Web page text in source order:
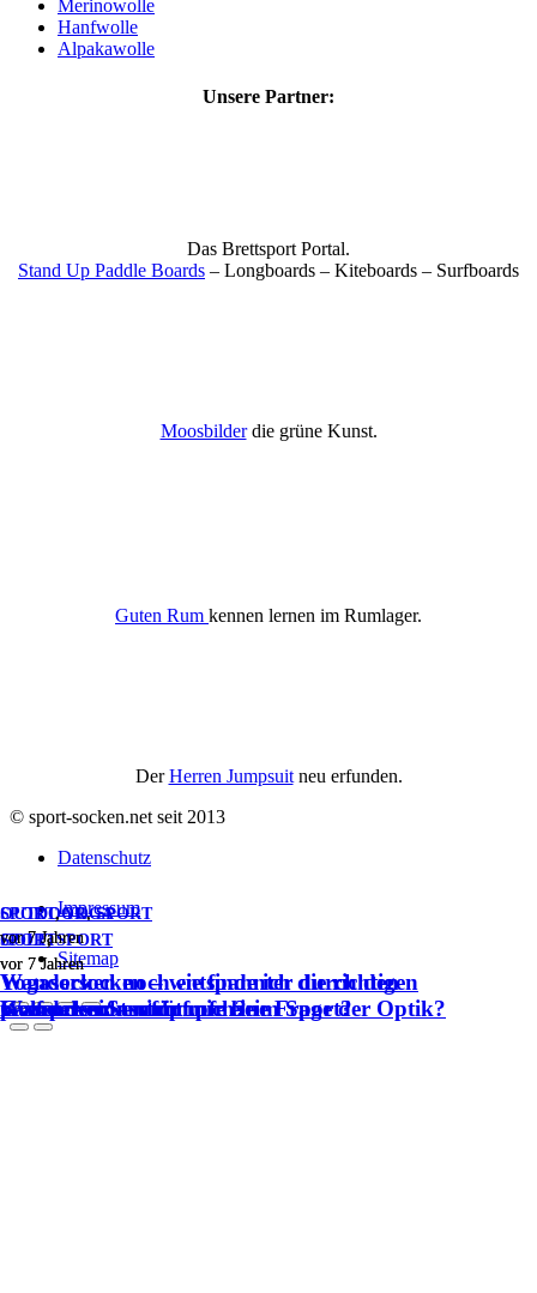
OUTDOOR,SPORT
vor 7 Jahren
Wandersocken – wie finde ich die richtigen
Wandersocken für mich?
SPORT
vor 7 Jahren
Kompressionsstrümpfe beim Sport?
GOLF,SPORT
vor 7 Jahren
Golfsocken – nicht nur eine Frage der Optik?
SPORT,YOGA
vor 7 Jahren
Yogasocken noch entspannter durch den
passenden Strumpf.
Merinowolle
Hanfwolle
Alpakawolle
Unsere Partner:
Das Brettsport Portal.
Stand Up Paddle Boards – Longboards – Kiteboards – Surfboards
Moosbilderdie grüne Kunst.
Guten Rum kennen lernen im Rumlager.
DerHerren Jumpsuitneu erfunden.
© sport-socken.net seit 2013
Datenschutz
Impressum
Sitemap